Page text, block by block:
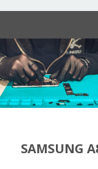
SAMSUNG